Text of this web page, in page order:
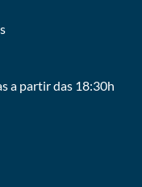
a partir das 18:30h